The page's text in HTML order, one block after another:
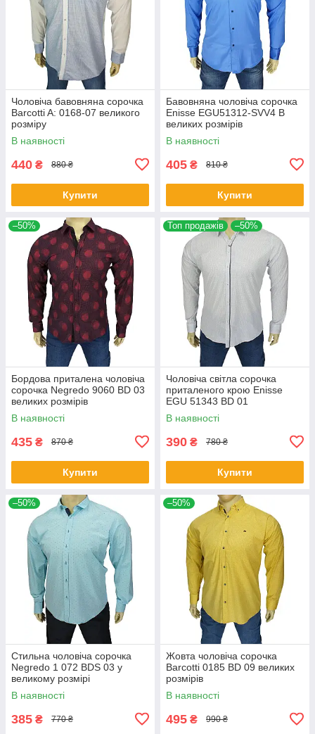
Чоловіча бавовняна сорочка
Barcotti A: 0168-07 великого
розміру
В наявності
440 ₴ 880 ₴
Купити
Бавовняна чоловіча сорочка
Еnisse EGU51312-SVV4 B
великих розмірів
В наявності
405 ₴ 810 ₴
Купити
–50%
Бордова приталена чоловіча
сорочка Negredo 9060 BD 03
великих розмірів
В наявності
435 ₴ 870 ₴
Купити
Топ продажів –50%
Чоловіча світла сорочка
приталеного крою Еnisse
EGU 51343 BD 01
В наявності
390 ₴ 780 ₴
Купити
–50%
Стильна чоловіча сорочка
Negredo 1 072 BDS 03 у
великому розмірі
В наявності
385 ₴ 770 ₴
–50%
Жовта чоловіча сорочка
Barcotti 0185 BD 09 великих
розмірів
В наявності
495 ₴ 990 ₴